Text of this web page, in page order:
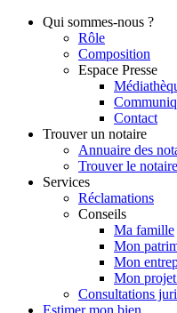
Qui sommes-nous ?
Rôle
Composition
Espace Presse
Contact
Trouver un notaire
Annuaire des
Trouver le
Services
Réclamations
Conseils
Ma famille
Mon
Mon
Mon
Consultations
Estimer mon bien